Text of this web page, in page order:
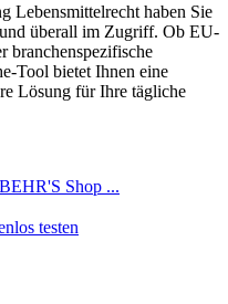
Lebensmittelrecht haben Sie
überall im Zugriff. Ob EU-
branchenspezifische
Tool bietet Ihnen eine
Lösung für Ihre tägliche
Shop ...
testen